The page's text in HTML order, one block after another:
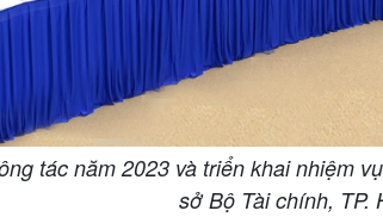
tác năm 2023 và triển khai nhiệm
sở Bộ Tài chính, TP.